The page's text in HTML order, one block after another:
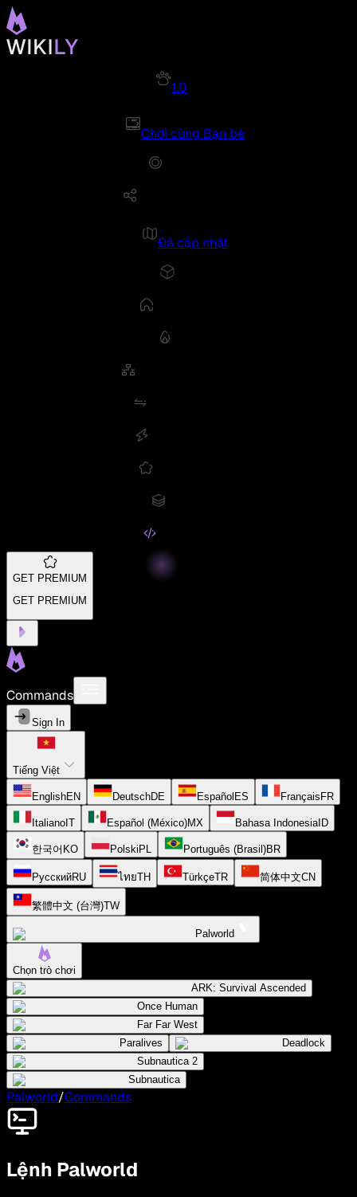
1.0
Chơi cùng Bạn bè
Đã cập nhật
GET PREMIUM
GET PREMIUM
Commands
Sign In
Tiếng Việt
EnglishEN DeutschDE EspañolES FrançaisFR
ItalianoIT Español (México)MX Bahasa IndonesiaID
한국어 KO PolskiPL Português (Brasil)BR
РусскийRU ไทยTH TürkçeTR 简体中文CN
繁體中文 (台灣)TW
Palworld
Chọn trò chơi
ARK: Survival Ascended
Once Human
Far Far West
Paralives
Deadlock
Subnautica 2
Subnautica
Palworld/Commands
Lệnh Palworld